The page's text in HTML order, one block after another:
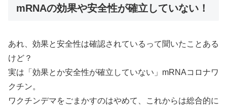
mRNAの効果や安全性が確立していない！
あれ、効果と安全性は確認されているって聞いたことある
けど？
実は「効果とか安全性が確立していない」mRNAコロナワ
クチン。
ワクチンデマをごまかすのはやめて、これからは総合的に